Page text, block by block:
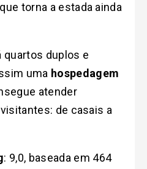
torna a estada ainda
quartos duplos e
uma hospedagem
atender
de casais a
: 9,0, baseada em 464